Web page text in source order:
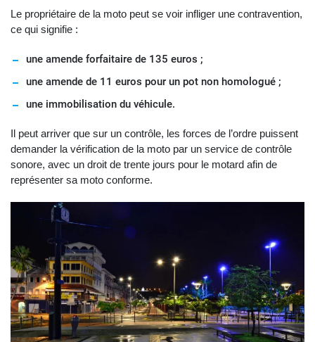
Le propriétaire de la moto peut se voir infliger une contravention,
ce qui signifie :
une amende forfaitaire de 135 euros ;
une amende de 11 euros pour un pot non homologué ;
une immobilisation du véhicule.
Il peut arriver que sur un contrôle, les forces de l’ordre puissent
demander la vérification de la moto par un service de contrôle
sonore, avec un droit de trente jours pour le motard afin de
représenter sa moto conforme.